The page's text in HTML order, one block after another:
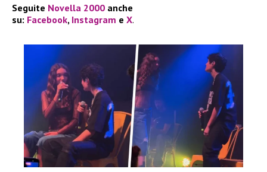
Seguite Novella 2000 anche
su: Facebook, Instagram e X.